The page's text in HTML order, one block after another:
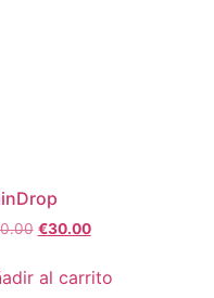
€30.00
al carrito